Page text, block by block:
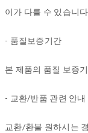
이가 다를 수 있습니
- 품질보증기간
본 제품의 품질 보증
- 교환/반품 관련 안내
교환/환불 원하시는